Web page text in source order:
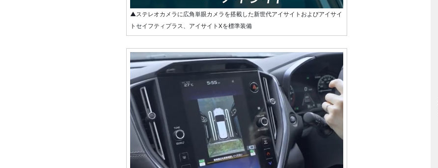
▲ステレオカメラに広角単眼カメラを搭載した新世代アイサイトおよびアイサイ
トセイフティプラス、アイサイトXを標準装備